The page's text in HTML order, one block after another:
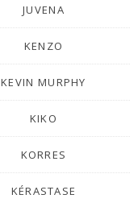
JUVENA
KENZO
KEVIN MURPHY
KIKO
KORRES
KÉRASTASE